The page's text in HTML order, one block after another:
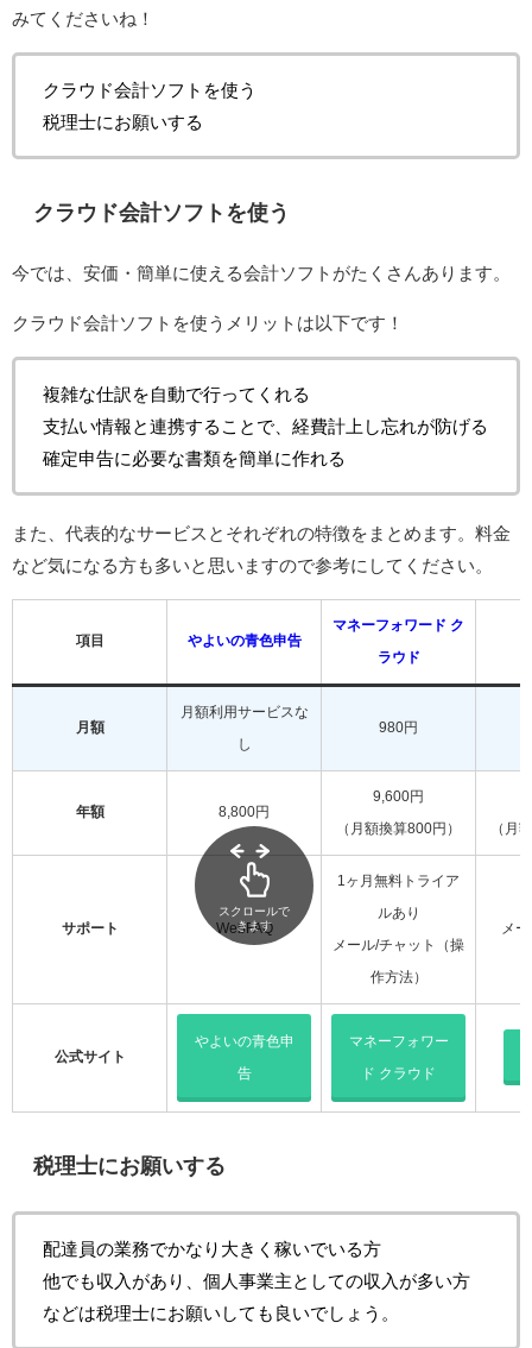
みてくださいね！
クラウド会計ソフトを使う
税理士にお願いする
クラウド会計ソフトを使う
今では、安価・簡単に使える会計ソフトがたくさんあります。
クラウド会計ソフトを使うメリットは以下です！
複雑な仕訳を自動で行ってくれる
支払い情報と連携することで、経費計上し忘れが防げる
確定申告に必要な書類を簡単に作れる
また、代表的なサービスとそれぞれの特徴をまとめます。料金
など気になる方も多いと思いますので参考にしてください。
項目 やよいの青色申告
マネーフォワード ク
ラウド
月額
月額利用サービスな
し
980円
年額 8,800円
9,600円
（月額換算800円） （月
サポート WebFAQ
1ヶ月無料トライア
ルあり
メール/チャット（操
作方法）
メ
公式サイト
やよいの青色申
告
マネーフォワー
ド クラウド
スクロールで
きます
税理士にお願いする
配達員の業務でかなり大きく稼いでいる方
他でも収入があり、個人事業主としての収入が多い方
などは税理士にお願いしても良いでしょう。